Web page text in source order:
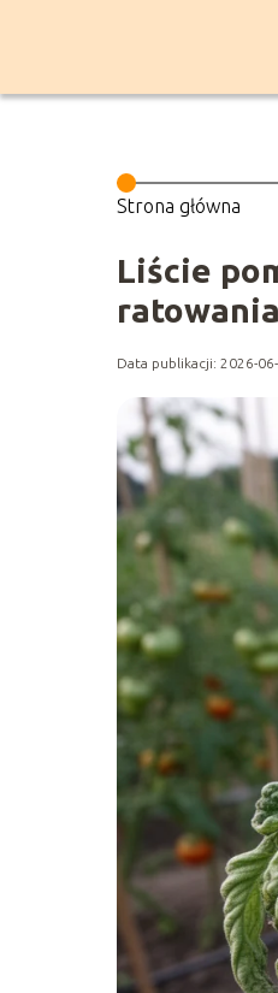
Strona główna
Liście
ratowania
Data publikacji: 2026-